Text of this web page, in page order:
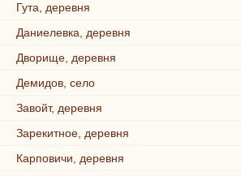
Гута, деревня
Даниелевка, деревня
Дворище, деревня
Демидов, село
Завойт, деревня
Зарекитное, деревня
Карповичи, деревня